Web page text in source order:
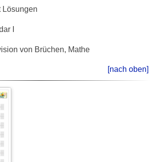
Lösungen
I
von Brüchen, Mathe
[nach oben]